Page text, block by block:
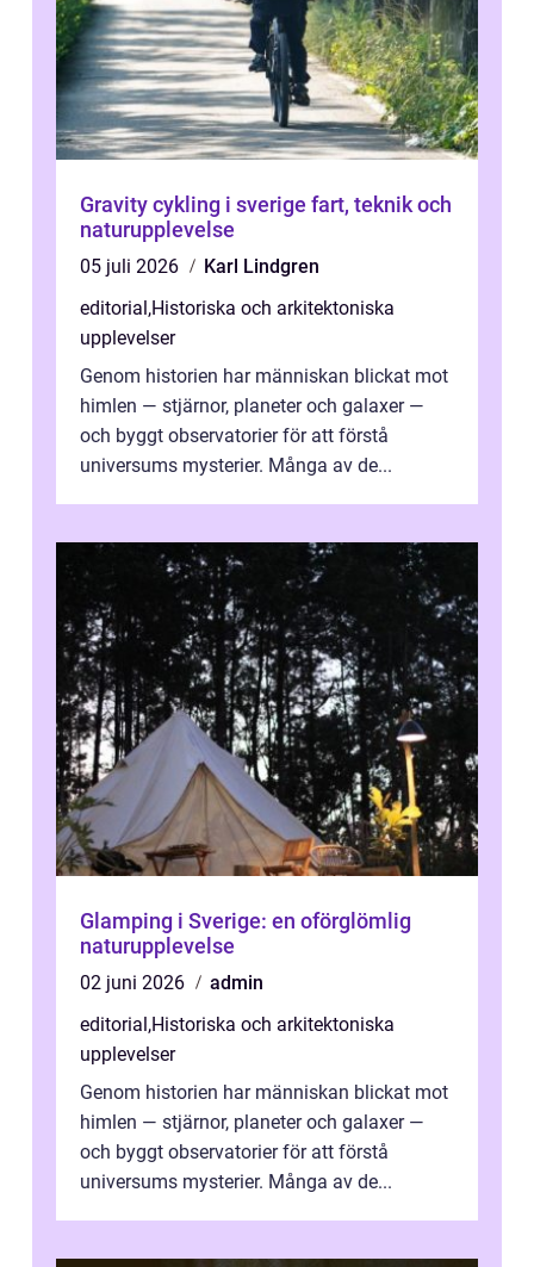
Gravity cykling i sverige fart, teknik och
naturupplevelse
05 juli 2026
Karl Lindgren
editorial,Historiska och arkitektoniska
upplevelser
Genom historien har människan blickat mot
himlen — stjärnor, planeter och galaxer —
och byggt observatorier för att förstå
universums mysterier. Många av de...
Glamping i Sverige: en oförglömlig
naturupplevelse
02 juni 2026
admin
editorial,Historiska och arkitektoniska
upplevelser
Genom historien har människan blickat mot
himlen — stjärnor, planeter och galaxer —
och byggt observatorier för att förstå
universums mysterier. Många av de...